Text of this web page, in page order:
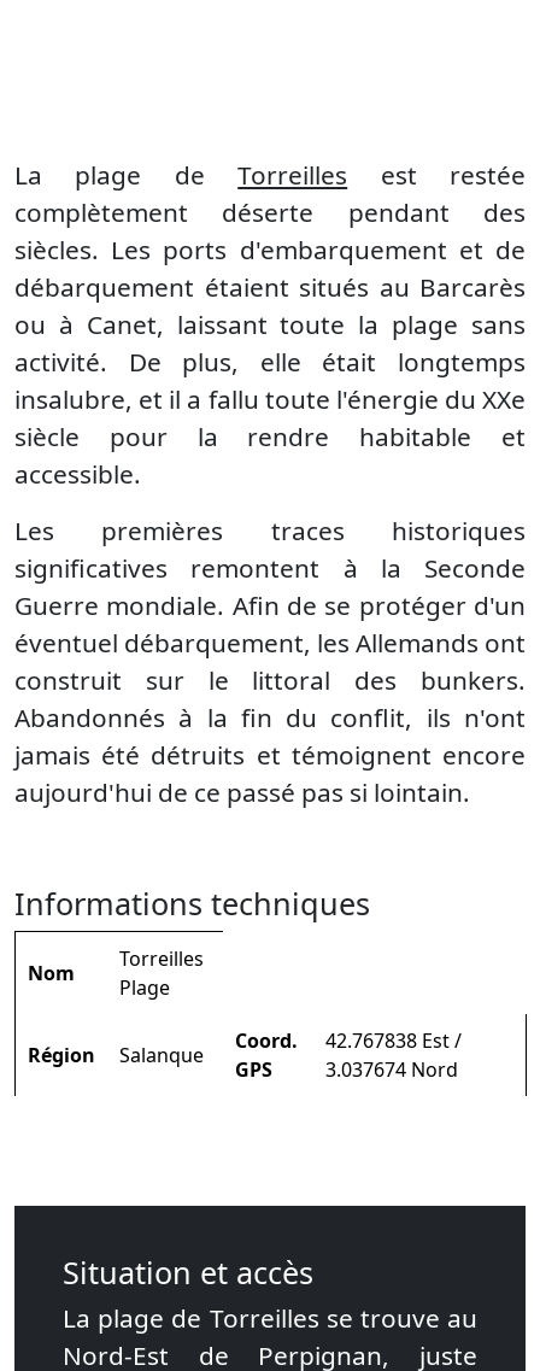
La plage deTorreilles est restée
complètement déserte pendant des
siècles. Les ports d'embarquement et de
débarquement étaient situés au Barcarès
ou à Canet, laissant toute la plage sans
activité. De plus, elle était longtemps
insalubre, et il a fallu toute l'énergie du XXe
siècle pour la rendre habitable et
accessible.
Les premières traces historiques
significatives remontent à la Seconde
Guerre mondiale. Afin de se protéger d'un
éventuel débarquement, les Allemands ont
construit sur le littoral des bunkers.
Abandonnés à la fin du conflit, ils n'ont
jamais été détruits et témoignent encore
aujourd'hui de ce passé pas si lointain.
Informations techniques
Nom
Torreilles
Plage
Région Salanque
Coord.
GPS
42.767838 Est /
3.037674 Nord
Situation et accès
La plage de Torreilles se trouve au
Nord-Est de Perpignan, juste